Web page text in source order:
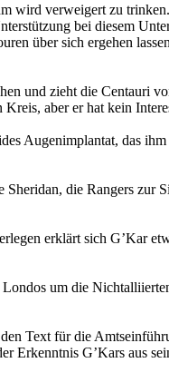
wird verweigert zu
bei diesem
über sich ergehen
und zieht die Centauri
aber er hat kein
Augenimplantat, das
die Rangers zur
erklärt sich G’Kar
um die
Text für die
Erkenntnis G’Kars aus